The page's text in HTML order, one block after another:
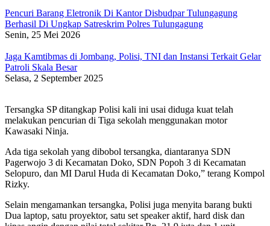
Pencuri Barang Eletronik Di Kantor Disbudpar Tulungagung
Berhasil Di Ungkap Satreskrim Polres Tulungagung
Senin, 25 Mei 2026
Jaga Kamtibmas di Jombang, Polisi, TNI dan Instansi Terkait Gelar
Patroli Skala Besar
Selasa, 2 September 2025
Tersangka SP ditangkap Polisi kali ini usai diduga kuat telah
melakukan pencurian di Tiga sekolah menggunakan motor
Kawasaki Ninja.
Ada tiga sekolah yang dibobol tersangka, diantaranya SDN
Pagerwojo 3 di Kecamatan Doko, SDN Popoh 3 di Kecamatan
Selopuro, dan MI Darul Huda di Kecamatan Doko,” terang Kompol
Rizky.
Selain mengamankan tersangka, Polisi juga menyita barang bukti
Dua laptop, satu proyektor, satu set speaker aktif, hard disk dan